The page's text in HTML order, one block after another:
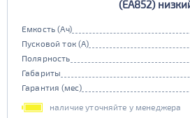
(EA852)
Емкость (Ач)
Пусковой ток (А)
Полярность
Габариты
Гарантия (мес)
наличие уточняйте у менеджера